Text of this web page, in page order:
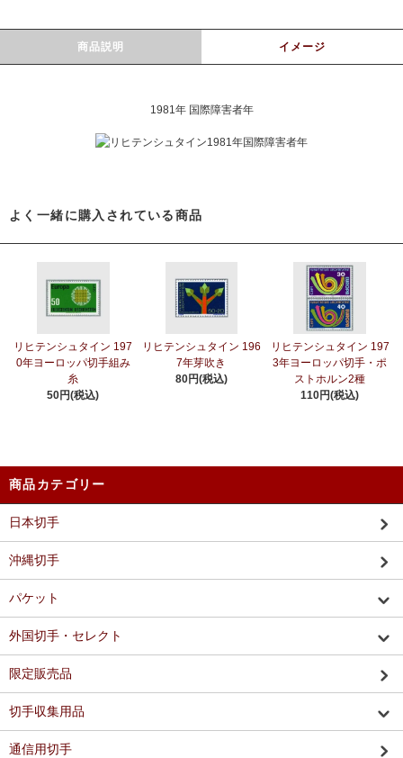
商品説明 イメージ
1981年 国際障害者年
よく一緒に購入されている商品
リヒテンシュタイン 197
0年ヨーロッパ切手組み
糸
50円(税込)
リヒテンシュタイン 196
7年芽吹き
80円(税込)
リヒテンシュタイン 197
3年ヨーロッパ切手・ポ
ストホルン2種
110円(税込)
商品カテゴリー
日本切手
沖縄切手
パケット
外国切手・セレクト
限定販売品
切手収集用品
通信用切手